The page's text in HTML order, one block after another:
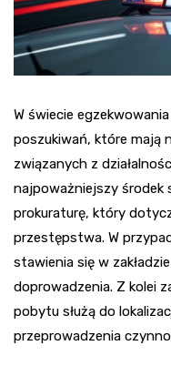
W świecie
poszukiwań, które mają
związanych z
najpoważniejszy środek
prokuraturę, który
przestępstwa. W
stawienia się w
doprowadzenia. Z kolei
pobytu służą do
przeprowadzenia